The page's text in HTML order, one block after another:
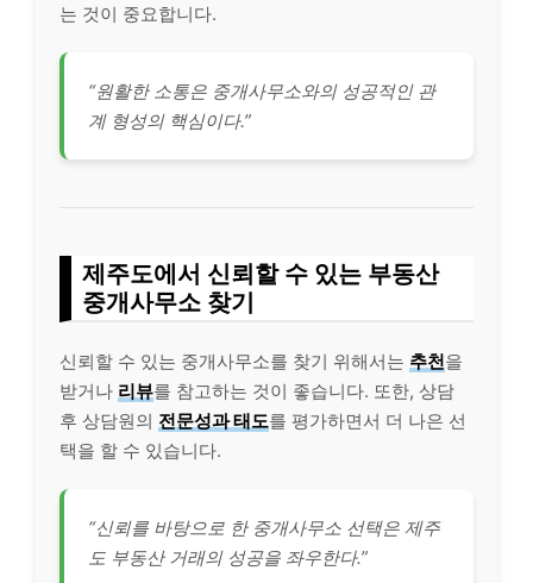
는 것이 중요합니다.
“원활한 소통은 중개사무소와의 성공적인 관
계 형성의 핵심이다.”
제주도에서 신뢰할 수 있는 부동산
중개사무소 찾기
신뢰할 수 있는 중개사무소를 찾기 위해서는 추천을
받거나 리뷰를 참고하는 것이 좋습니다. 또한, 상담
후 상담원의 전문성과 태도를 평가하면서 더 나은 선
택을 할 수 있습니다.
“신뢰를 바탕으로 한 중개사무소 선택은 제주
도 부동산 거래의 성공을 좌우한다.”